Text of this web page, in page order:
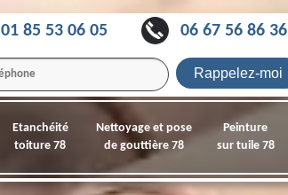
01 85 53 06 05 06 67 56 86 36
Etanchéité
toiture 78
Nettoyage et pose
de gouttière 78
Peinture
sur tuile 78